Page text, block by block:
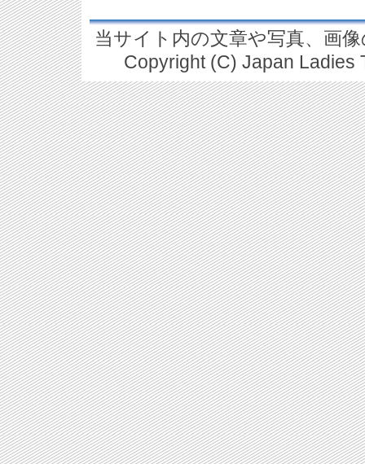
当サイト内の文章や写真、画
Copyright (C) Japan Ladies